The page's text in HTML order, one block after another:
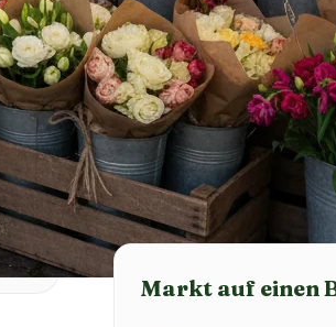
Status heute
Heute geschlossen
Markt auf einen